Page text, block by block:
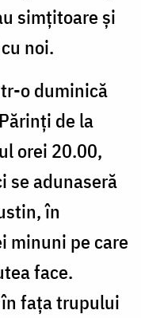
simțitoare și
noi.
o duminică
de la
orei 20.00,
se adunaseră
în
minuni pe care
face.
fața trupului